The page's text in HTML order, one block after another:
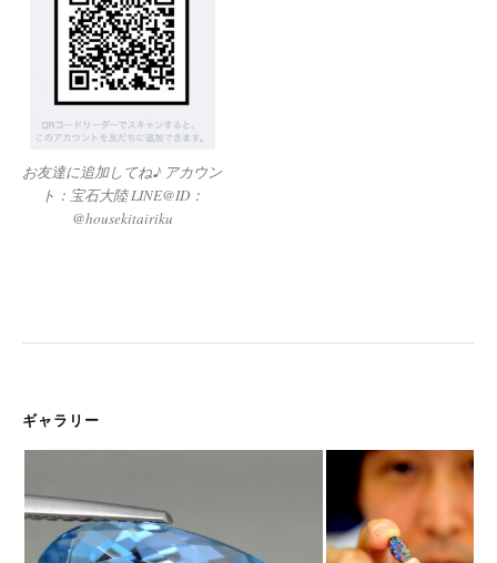
お友達に追加してね♪ アカウン
ト：宝石大陸 LINE@ID：
@housekitairiku
ギャラリー